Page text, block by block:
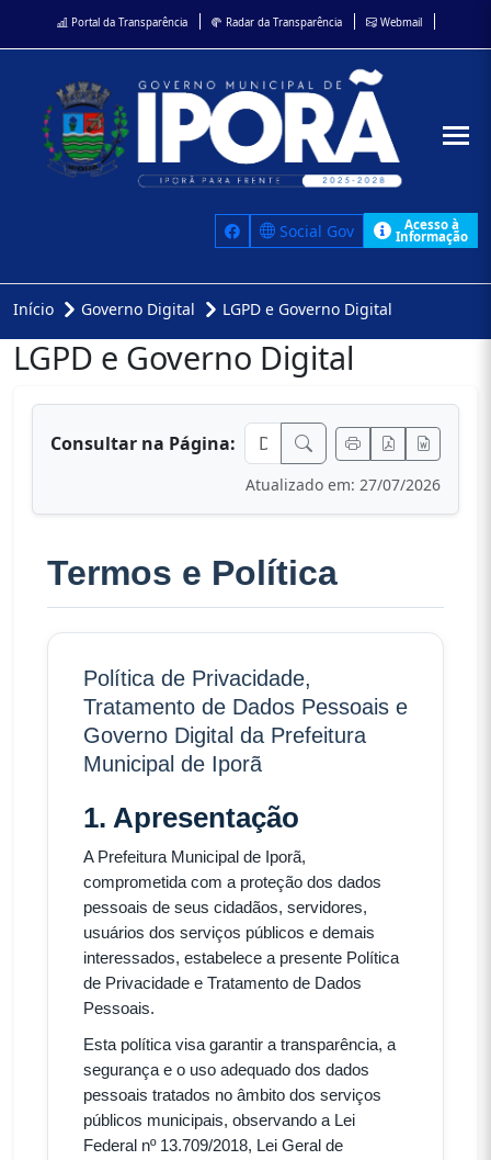
Portal da Transparência Radar da Transparência Webmail
Social Gov Acesso à
Informação
Início Governo Digital LGPD e Governo Digital
conteúdo principal
LGPD e Governo Digital
Consultar na Página:
Atualizado em: 27/07/2026
Termos e Política
Política de Privacidade,
Tratamento de Dados Pessoais e
Governo Digital da Prefeitura
Municipal de Iporã
1. Apresentação
A Prefeitura Municipal de Iporã,
comprometida com a proteção dos dados
pessoais de seus cidadãos, servidores,
usuários dos serviços públicos e demais
interessados, estabelece a presente Política
de Privacidade e Tratamento de Dados
Pessoais.
Esta política visa garantir a transparência, a
segurança e o uso adequado dos dados
pessoais tratados no âmbito dos serviços
públicos municipais, observando a Lei
Federal nº 13.709/2018, Lei Geral de